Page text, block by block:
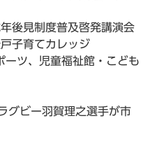
後見制度普及啓発講演会
子育てカレッジ
ツ、児童福祉館・こども
グビー羽賀理之選手が市